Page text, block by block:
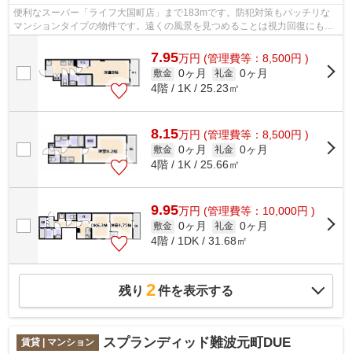
便利なスーパー「ライフ大国町店」まで183mです。防犯対策もバッチリな
マンションタイプの物件です。遠くの風景を見つめることは視力回復にも繋
がりますので健康的になれます。「ラグ...
7.95万円 (管理費等：8,500円 )
敷金 0ヶ月 礼金 0ヶ月
4階 / 1K / 25.23㎡
8.15万円 (管理費等：8,500円 )
敷金 0ヶ月 礼金 0ヶ月
4階 / 1K / 25.66㎡
9.95万円 (管理費等：10,000円 )
敷金 0ヶ月 礼金 0ヶ月
4階 / 1DK / 31.68㎡
残り 2件を表示する
賃貸 | マンション スプランディッド難波元町DUE